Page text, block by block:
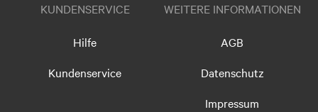
KUNDENSERVICE
Hilfe
Kundenservice
WEITERE INFORMATIONEN
AGB
Datenschutz
Impressum